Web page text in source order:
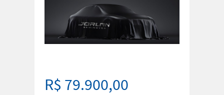
R$ 79.900,00